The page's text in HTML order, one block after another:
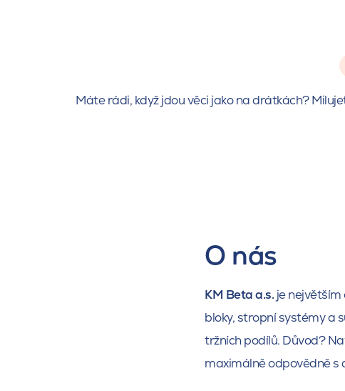
Máte rádi, když jdou věci jako na drátkách?
O nás
KM Beta a.s.je největším
bloky, stropní systémy a
tržních podílů. Důvod?
maximálně odpovědně s